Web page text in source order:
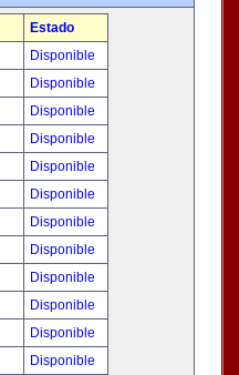
Estado
Disponible
Disponible
Disponible
Disponible
Disponible
Disponible
Disponible
Disponible
Disponible
Disponible
Disponible
Disponible